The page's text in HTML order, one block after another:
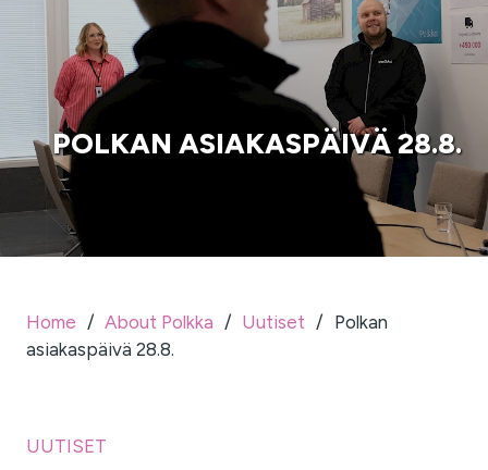
POLKAN ASIAKASPÄIVÄ 28.8.
Home / About Polkka / Uutiset / Polkan
asiakaspäivä 28.8.
UUTISET